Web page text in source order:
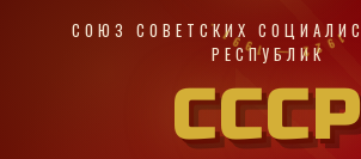
СОЮЗ СОВЕТСКИХ
РЕСПУБЛИК